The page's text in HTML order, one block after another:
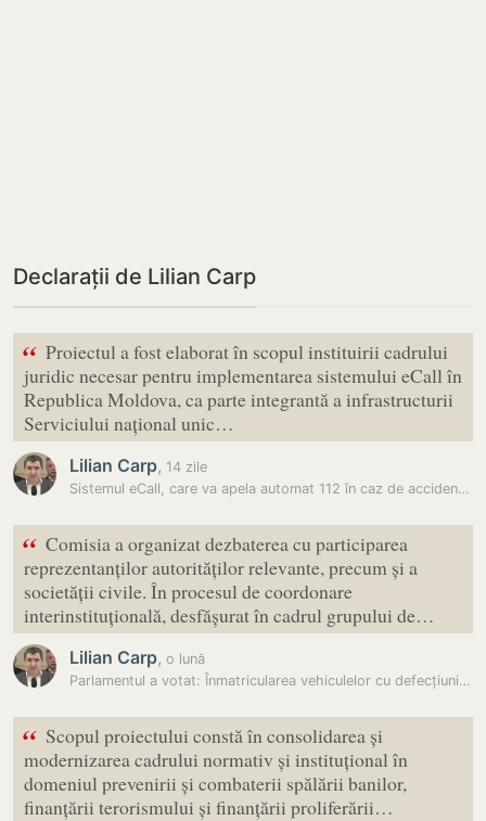
Declarații de Lilian Carp
“ Proiectul a fost elaborat în scopul instituirii cadrului
juridic necesar pentru implementarea sistemului eCall în
Republica Moldova, ca parte integrantă a infrastructurii
Serviciului național unic…
Lilian Carp, 14 zile
Sistemul eCall, care va apela automat 112 în caz de accident rutier,…
“ Comisia a organizat dezbaterea cu participarea
reprezentanților autorităților relevante, precum și a
societății civile. În procesul de coordonare
interinstituțională, desfășurat în cadrul grupului de…
Lilian Carp, o lună
Parlamentul a votat: Înmatricularea vehiculelor cu defecțiuni…
“ Scopul proiectului constă în consolidarea și
modernizarea cadrului normativ și instituțional în
domeniul prevenirii și combaterii spălării banilor,
finanțării terorismului și finanțării proliferării…